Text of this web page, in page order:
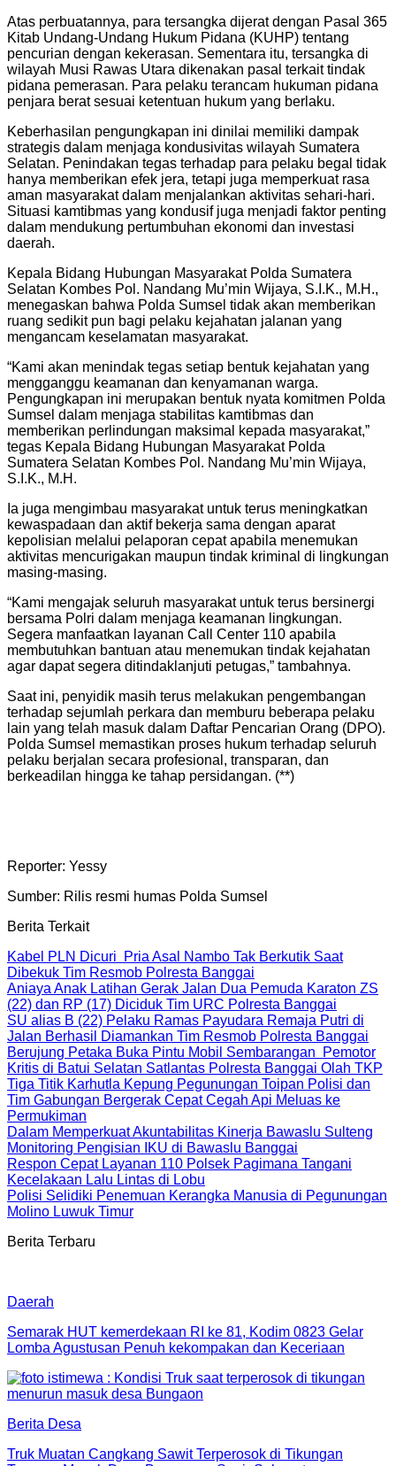
Atas perbuatannya, para tersangka dijerat dengan Pasal 365
Kitab Undang-Undang Hukum Pidana (KUHP) tentang
pencurian dengan kekerasan. Sementara itu, tersangka di
wilayah Musi Rawas Utara dikenakan pasal terkait tindak
pidana pemerasan. Para pelaku terancam hukuman pidana
penjara berat sesuai ketentuan hukum yang berlaku.
Keberhasilan pengungkapan ini dinilai memiliki dampak
strategis dalam menjaga kondusivitas wilayah Sumatera
Selatan. Penindakan tegas terhadap para pelaku begal tidak
hanya memberikan efek jera, tetapi juga memperkuat rasa
aman masyarakat dalam menjalankan aktivitas sehari-hari.
Situasi kamtibmas yang kondusif juga menjadi faktor penting
dalam mendukung pertumbuhan ekonomi dan investasi
daerah.
Kepala Bidang Hubungan Masyarakat Polda Sumatera
Selatan Kombes Pol. Nandang Mu’min Wijaya, S.I.K., M.H.,
menegaskan bahwa Polda Sumsel tidak akan memberikan
ruang sedikit pun bagi pelaku kejahatan jalanan yang
mengancam keselamatan masyarakat.
“Kami akan menindak tegas setiap bentuk kejahatan yang
mengganggu keamanan dan kenyamanan warga.
Pengungkapan ini merupakan bentuk nyata komitmen Polda
Sumsel dalam menjaga stabilitas kamtibmas dan
memberikan perlindungan maksimal kepada masyarakat,”
tegas Kepala Bidang Hubungan Masyarakat Polda
Sumatera Selatan Kombes Pol. Nandang Mu’min Wijaya,
S.I.K., M.H.
Ia juga mengimbau masyarakat untuk terus meningkatkan
kewaspadaan dan aktif bekerja sama dengan aparat
kepolisian melalui pelaporan cepat apabila menemukan
aktivitas mencurigakan maupun tindak kriminal di lingkungan
masing-masing.
“Kami mengajak seluruh masyarakat untuk terus bersinergi
bersama Polri dalam menjaga keamanan lingkungan.
Segera manfaatkan layanan Call Center 110 apabila
membutuhkan bantuan atau menemukan tindak kejahatan
agar dapat segera ditindaklanjuti petugas,” tambahnya.
Saat ini, penyidik masih terus melakukan pengembangan
terhadap sejumlah perkara dan memburu beberapa pelaku
lain yang telah masuk dalam Daftar Pencarian Orang (DPO).
Polda Sumsel memastikan proses hukum terhadap seluruh
pelaku berjalan secara profesional, transparan, dan
berkeadilan hingga ke tahap persidangan. (**)
Reporter: Yessy
Sumber: Rilis resmi humas Polda Sumsel
Berita Terkait
Kabel PLN Dicuri Pria Asal Nambo Tak Berkutik Saat
Dibekuk Tim Resmob Polresta Banggai
Aniaya Anak Latihan Gerak Jalan Dua Pemuda Karaton ZS
(22) dan RP (17) Diciduk Tim URC Polresta Banggai
SU alias B (22) Pelaku Ramas Payudara Remaja Putri di
Jalan Berhasil Diamankan Tim Resmob Polresta Banggai
Berujung Petaka Buka Pintu Mobil Sembarangan Pemotor
Kritis di Batui Selatan Satlantas Polresta Banggai Olah TKP
Tiga Titik Karhutla Kepung Pegunungan Toipan Polisi dan
Tim Gabungan Bergerak Cepat Cegah Api Meluas ke
Permukiman
Dalam Memperkuat Akuntabilitas Kinerja Bawaslu Sulteng
Monitoring Pengisian IKU di Bawaslu Banggai
Respon Cepat Layanan 110 Polsek Pagimana Tangani
Kecelakaan Lalu Lintas di Lobu
Polisi Selidiki Penemuan Kerangka Manusia di Pegunungan
Molino Luwuk Timur
Berita Terbaru
Daerah
Semarak HUT kemerdekaan RI ke 81, Kodim 0823 Gelar
Lomba Agustusan Penuh kekompakan dan Keceriaan
Berita Desa
Truk Muatan Cangkang Sawit Terperosok di Tikungan